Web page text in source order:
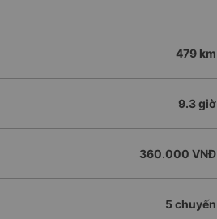
479 km
9.3 giờ
360.000 VNĐ
5 chuyến